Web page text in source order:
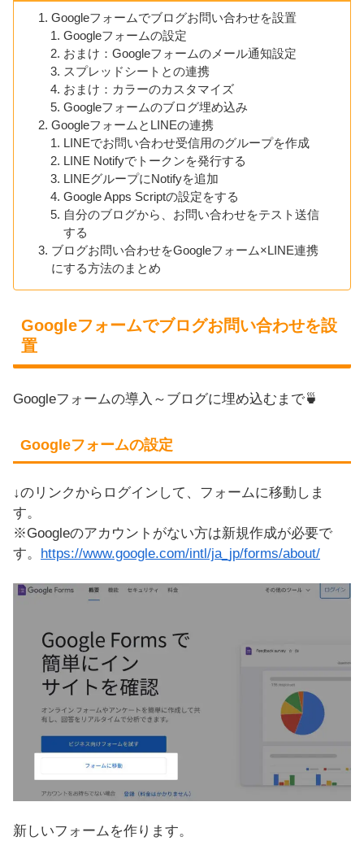
Googleフォームでブログお問い合わせを設置
Googleフォームの設定
おまけ：Googleフォームのメール通知設定
スプレッドシートとの連携
おまけ：カラーのカスタマイズ
Googleフォームのブログ埋め込み
GoogleフォームとLINEの連携
LINEでお問い合わせ受信用のグループを作成
LINE Notifyでトークンを発行する
LINEグループにNotifyを追加
Google Apps Scriptの設定をする
自分のブログから、お問い合わせをテスト送信
する
ブログお問い合わせをGoogleフォーム×LINE連携
にする方法のまとめ
Googleフォームでブログお問い合わせを設
置
Googleフォームの導入～ブログに埋め込むまで🍵
Googleフォームの設定
↓のリンクからログインして、フォームに移動しま
す。
※Googleのアカウントがない方は新規作成が必要で
す。 https://www.google.com/intl/ja_jp/forms/about/
新しいフォームを作ります。